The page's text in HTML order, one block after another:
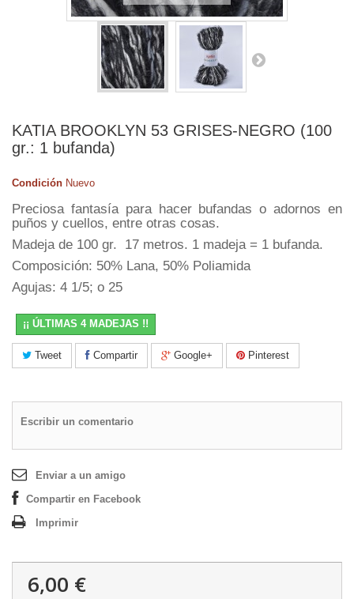
KATIA BROOKLYN 53 GRISES-NEGRO (100
gr.: 1 bufanda)
Condición Nuevo
Preciosa fantasía para hacer bufandas o adornos en
puños y cuellos, entre otras cosas.
Madeja de 100 gr. 17 metros. 1 madeja = 1 bufanda.
Composición: 50% Lana, 50% Poliamida
Agujas: 4 1/5; o 25
¡¡ ÚLTIMAS 4 MADEJAS !!
Tweet Compartir Google+ Pinterest
Escribir un comentario
Enviar a un amigo
Compartir en Facebook
Imprimir
6,00 €